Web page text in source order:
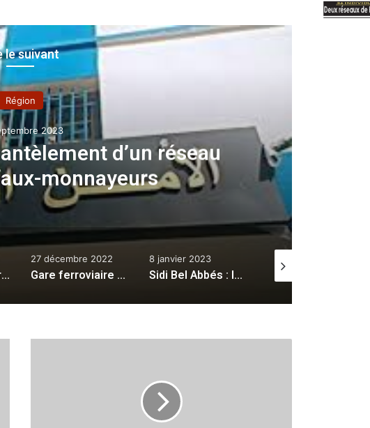
le suivant
Région
2023
d’un réseau
monnayeurs
Mascara : les barrages se renforcent de 5,4 millions de m3 d’eau
27 décembre 2022
Gare ferroviaire de Mostaganem : la voie dans un mauvais état
8 janvier 2023
Sidi Bel Abbés : la protection civile sensibilise Oum El Bouaghi